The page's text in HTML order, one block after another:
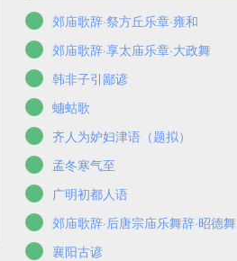
郊庙歌辞·祭方丘乐章·雍和
郊庙歌辞·享太庙乐章·大政舞
韩非子引鄙谚
蟪蛄歌
齐人为妒妇津语（题拟）
孟冬寒气至
广明初都人语
郊庙歌辞·后唐宗庙乐舞辞·昭德舞
襄阳古谚